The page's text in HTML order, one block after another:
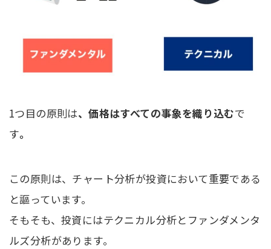
1つ目の原則は、価格はすべての事象を織り込むで
す。
この原則は、チャート分析が投資において重要である
と謳っています。
そもそも、投資にはテクニカル分析とファンダメンタ
ルズ分析があります。